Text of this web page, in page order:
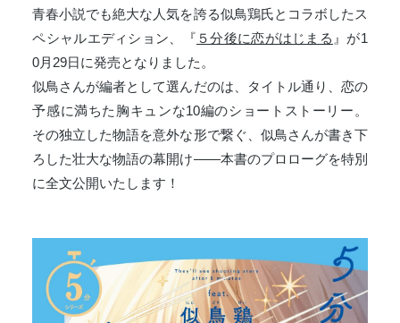
青春小説でも絶大な人気を誇る似鳥鶏氏とコラボしたス
ペシャルエディション、『 ５分後に恋がはじまる 』が1
0月29日に発売となりました。
似鳥さんが編者として選んだのは、タイトル通り、恋の
予感に満ちた胸キュンな10編のショートストーリー。
その独立した物語を意外な形で繋ぐ、似鳥さんが書き下
ろした壮大な物語の幕開け――本書のプロローグを特別
に全文公開いたします！